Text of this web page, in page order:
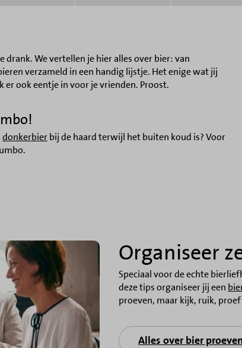
We vertellen je hier alles over bier: van
verzameld in een handig lijstje. Het enige wat jij
er ook eentje in voor je vrienden. Proost.
donkerbierbij de haard terwijl het buiten koud is? Voor
Organiseer
Speciaal voor de echte
deze tips organiseer jij een
proeven, maar kijk, ruik,
Alles over bier